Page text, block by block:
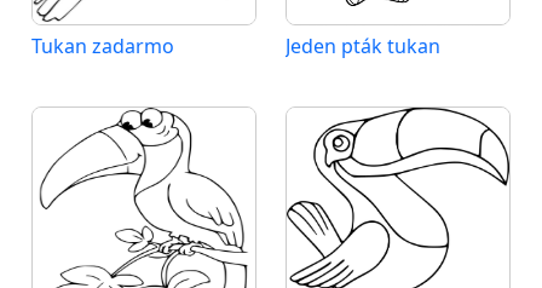
Tukan zadarmo Jeden pták tukan